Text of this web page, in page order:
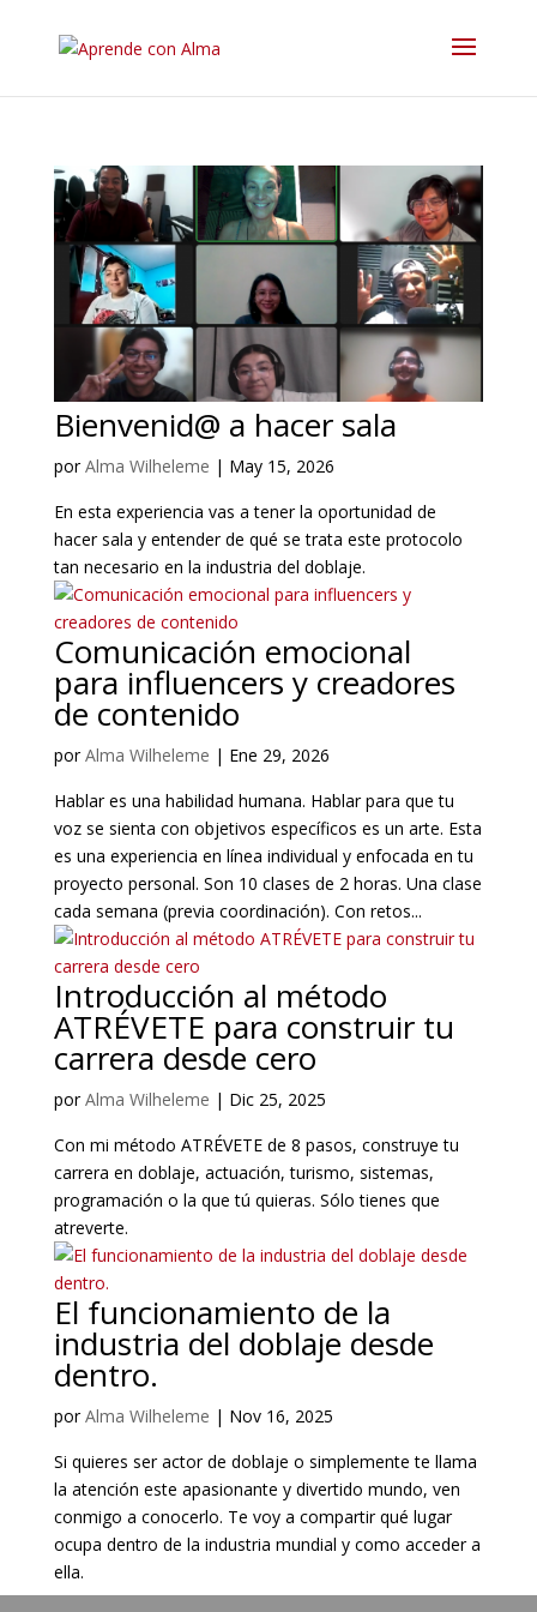
Bienvenid@ a hacer sala
porAlma Wilheleme | May 15, 2026
En esta experiencia vas a tener la oportunidad de
hacer sala y entender de qué se trata este protocolo
tan necesario en la industria del doblaje.
Comunicación emocional
para influencers y creadores
de contenido
porAlma Wilheleme | Ene 29, 2026
Hablar es una habilidad humana. Hablar para que tu
voz se sienta con objetivos específicos es un arte. Esta
es una experiencia en línea individual y enfocada en tu
proyecto personal. Son 10 clases de 2 horas. Una clase
cada semana (previa coordinación). Con retos...
Introducción al método
ATRÉVETE para construir tu
carrera desde cero
porAlma Wilheleme | Dic 25, 2025
Con mi método ATRÉVETE de 8 pasos, construye tu
carrera en doblaje, actuación, turismo, sistemas,
programación o la que tú quieras. Sólo tienes que
atreverte.
El funcionamiento de la
industria del doblaje desde
dentro.
porAlma Wilheleme | Nov 16, 2025
Si quieres ser actor de doblaje o simplemente te llama
la atención este apasionante y divertido mundo, ven
conmigo a conocerlo. Te voy a compartir qué lugar
ocupa dentro de la industria mundial y como acceder a
ella.